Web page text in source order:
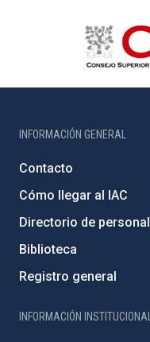
INFORMACIÓN GENERAL
Contacto
Cómo llegar al IAC
Directorio de personal
Biblioteca
Registro general
INFORMACIÓN INSTITUCIONAL